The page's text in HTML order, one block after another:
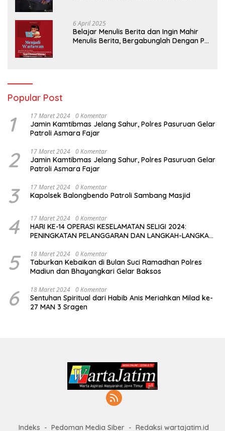
6 April 2025
Belajar Menulis Berita dan Ingin Mahir
Menulis Berita, Bergabunglah Dengan PT
Popular Post
1 17 Maret 2024 0 Komentar
Jamin Kamtibmas Jelang Sahur, Polres Pasuruan Gelar
Patroli Asmara Fajar
2 17 Maret 2024 0 Komentar
Jamin Kamtibmas Jelang Sahur, Polres Pasuruan Gelar
Patroli Asmara Fajar
3 17 Maret 2024 0 Komentar
Kapolsek Balongbendo Patroli Sambang Masjid
4 17 Maret 2024 0 Komentar
HARI KE-14 OPERASI KESELAMATAN SELIGI 2024:
PENINGKATAN PELANGGARAN DAN LANGKAH-LANGKAH
5 18 Maret 2024 0 Komentar
Taburkan Kebaikan di Bulan Suci Ramadhan Polres
Madiun dan Bhayangkari Gelar Baksos
6 18 Maret 2024 0 Komentar
Sentuhan Spiritual dari Habib Anis Meriahkan Milad ke-
27 MAN 3 Sragen
Indeks Pedoman Media Siber Redaksi wartajatim.id